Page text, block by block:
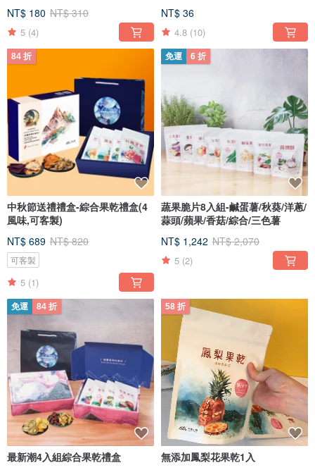
材質選用不透光純鋁箔的牛皮紙袋包裝，可以完全阻隔陽光與氧氣兩樣氧化因
素，使得食材本身受到最妥善的保存。
/ 零食是一份在乎的真誠分享 /
透過零食的分享，串結了農民、土地的真誠，盼能增加更多與人『好的連結』，
ㄧ份爲你在乎的人精心準備的食物，亦或是跟好朋友真誠的分享交流。
零食可以是全家人茶几上的休閒零食，過年過節送給親友的禮物，朋友來訪派對
同樂的四秀仔（sì-siù-á），而台灣零食更是拌入鄉土情懷的美好聯繫，老少咸宜
的解饞好滋味。
NT$ 180 NT$ 310
5 (4)
NT$ 36
4.8 (10)
84 折
中秋節送禮禮盒-綜合果乾禮盒(4
風味,可客製)
NT$ 689 NT$ 820
可客製
5 (1)
免運 6 折
蔬果脆片8入組-鹹蛋薯/秋葵/洋蔥/
蒜頭/蘋果/香菇/綜合/三色薯
NT$ 1,242 NT$ 2,070
5 (2)
免運 84 折
最新潮4入組綜合果乾禮盒
58 折
無添加鳳梨花果乾1入